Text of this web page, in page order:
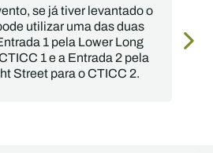
se já tiver levantado o
utilizar uma das duas
1 pela Lower Long
1 e a Entrada 2 pela
Street para o CTICC 2.